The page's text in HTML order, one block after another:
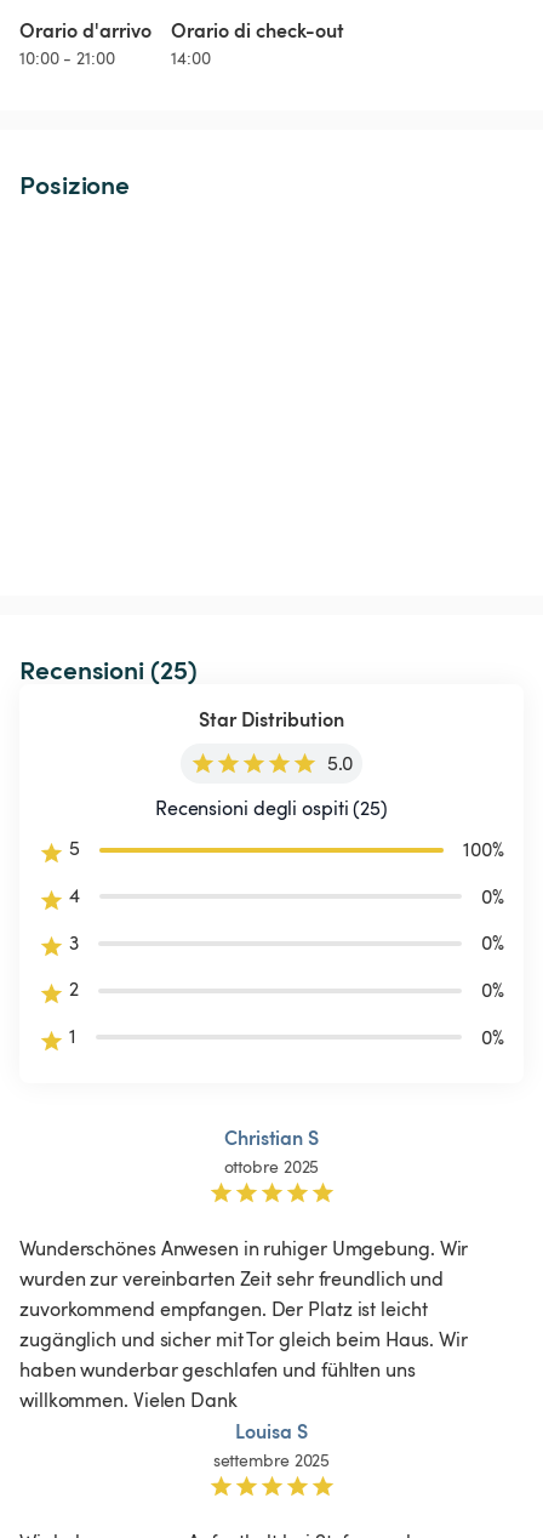
Orario d'arrivo
10:00 - 21:00
Orario di check-out
14:00
Posizione
Recensioni (25)
Star Distribution
5.0
Recensioni degli ospiti (25)
5
100%
4
0%
3
0%
2
0%
1
0%
Christian S
ottobre 2025
Wunderschönes Anwesen in ruhiger Umgebung. Wir
wurden zur vereinbarten Zeit sehr freundlich und
zuvorkommend empfangen. Der Platz ist leicht
zugänglich und sicher mit Tor gleich beim Haus. Wir
haben wunderbar geschlafen und fühlten uns
willkommen. Vielen Dank
Louisa S
settembre 2025